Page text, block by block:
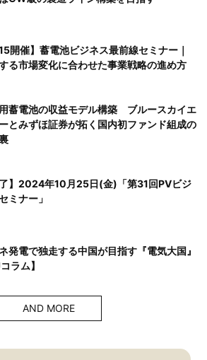
開催】蓄電池ビジネス最前線セミナー｜
る市場変化に合わせた事業戦略の進め方
蓄電池の収益モデル構築 ブルースカイエ
とみずほ証券が拓く国内初ファンド組成の
了】2024年10月25日(金)「第31回PVビジ
ミナー」
発電で独走する中国が目指す『電気大国』
コラム】
AND MORE